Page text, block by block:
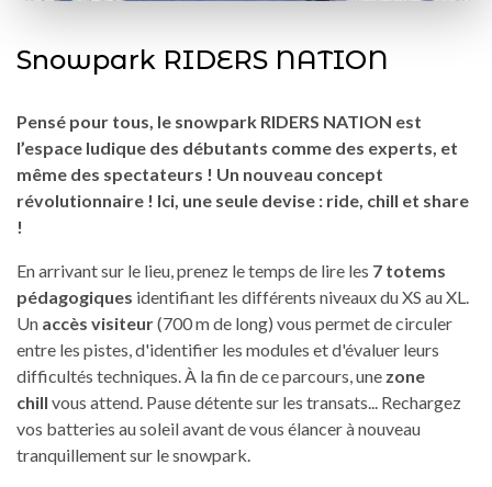
Snowpark RIDERS NATION
Pensé pour tous, le snowpark RIDERS NATION est
l’espace ludique des débutants comme des experts, et
même des spectateurs ! Un nouveau concept
révolutionnaire ! Ici, une seule devise : ride, chill et share
!
En arrivant sur le lieu, prenez le temps de lire les 7 totems
pédagogiques identifiant les différents niveaux du XS au XL.
Un accès visiteur(700 m de long) vous permet de circuler
entre les pistes, d'identifier les modules et d'évaluer leurs
difficultés techniques. À la fin de ce parcours, une zone
chill vous attend. Pause détente sur les transats... Rechargez
vos batteries au soleil avant de vous élancer à nouveau
tranquillement sur le snowpark.